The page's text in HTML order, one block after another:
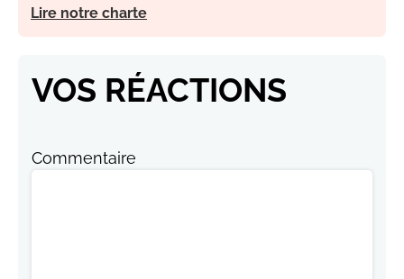
Lire notre charte
VOS RÉACTIONS
Commentaire